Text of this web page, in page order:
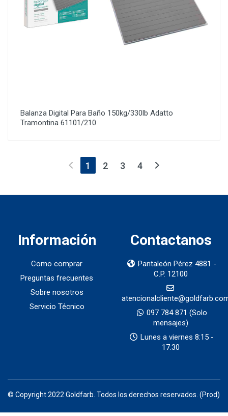
Balanza Digital Para Baño 150kg/330lb Adatto
Tramontina 61101/210
1 (current)
2 3 4
Información
Como comprar
Preguntas frecuentes
Sobre nosotros
Servicio Técnico
Contactanos
Pantaleón Pérez 4881 -
C.P. 12100
097 784 871 (Solo
mensajes)
Lunes a viernes 8:15 -
17:30
© Copyright 2022 Goldfarb. Todos los derechos reservados. (Prod)